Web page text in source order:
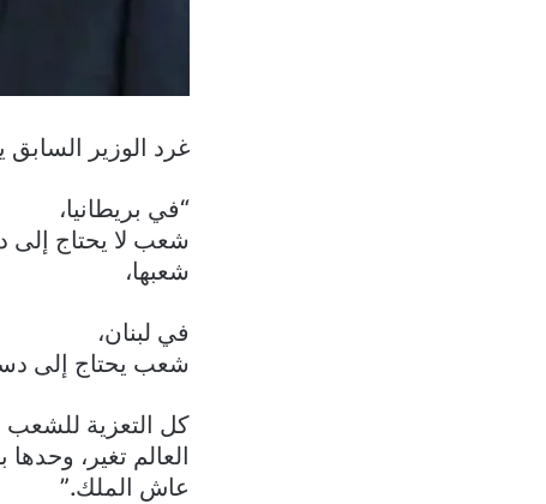
غرد الوزير
“‏في بريطانيا،
‏شعب لا يحتاج إلى
شعبها،
‏في لبنان،
‏شعب يحتاج إلى
‏كل التعزية للشعب
‏العالم تغير، وحدها
‏عاش الملك.”